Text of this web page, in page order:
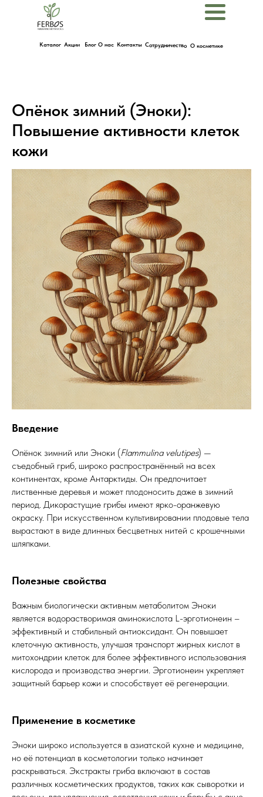
Каталог Акции Блог О нас Контакты Сотрудничество О косметике
Опёнок зимний (Эноки):
Повышение активности клеток
кожи
Введение
Опёнок зимний или Эноки (Flammulina velutipes) —
съедобный гриб, широко распространённый на всех
континентах, кроме Антарктиды. Он предпочитает
лиственные деревья и может плодоносить даже в зимний
период. Дикорастущие грибы имеют ярко-оранжевую
окраску. При искусственном культивировании плодовые тела
вырастают в виде длинных бесцветных нитей с крошечными
шляпками.
Полезные свойства
Важным биологически активным метаболитом Эноки
является водорастворимая аминокислота L-эрготионеин –
эффективный и стабильный антиоксидант. Он повышает
клеточную активность, улучшая транспорт жирных кислот в
митохондрии клеток для более эффективного использования
кислорода и производства энергии. Эрготионеин укрепляет
защитный барьер кожи и способствует её регенерации.
Применение в косметике
Эноки широко используется в азиатской кухне и медицине,
но её потенциал в косметологии только начинает
раскрываться. Экстракты гриба включают в состав
различных косметических продуктов, таких как сыворотки и